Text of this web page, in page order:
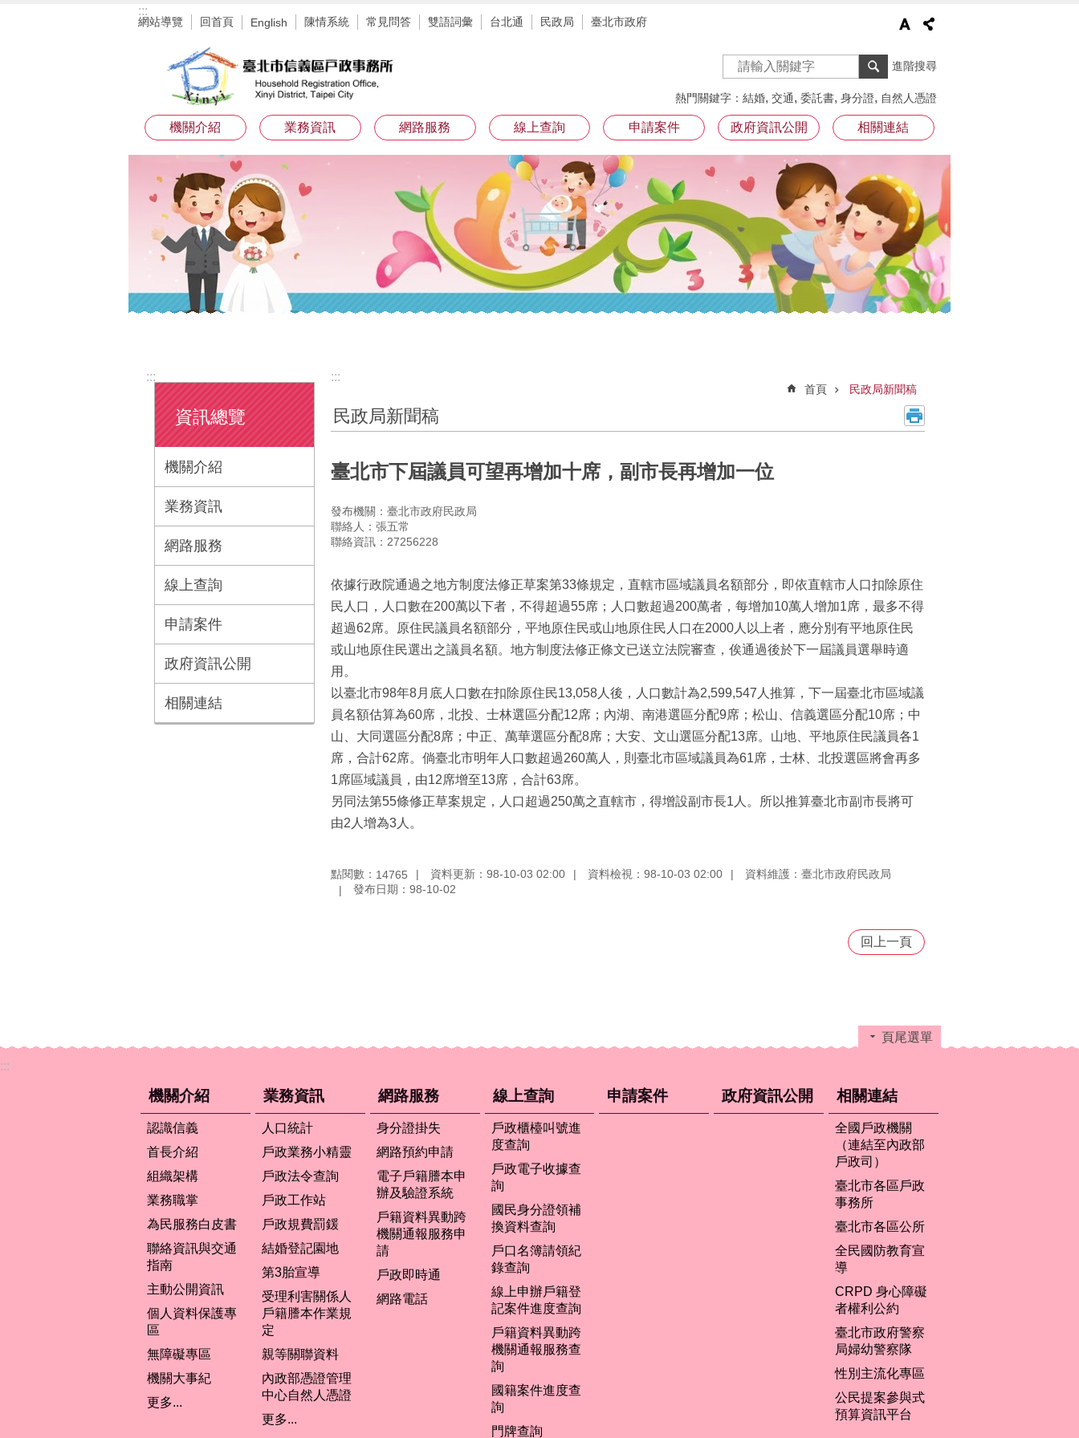
:::
網站導覽 回首頁 English 陳情系統 常見問答 雙語詞彙 台北通 民政局 臺北市政府
進階搜尋
熱門關鍵字 結婚 交通 委託書 身分證 自然人憑證
機關介紹 業務資訊 網路服務 線上查詢 申請案件 政府資訊公開 相關連結
:::
資訊總覽
機關介紹
業務資訊
網路服務
線上查詢
申請案件
政府資訊公開
相關連結
:::
首頁 民政局新聞稿
民政局新聞稿
臺北市下屆議員可望再增加十席，副市長再增加一位
發布機關：臺北市政府民政局
聯絡人：張五常
聯絡資訊：27256228
依據行政院通過之地方制度法修正草案第33條規定，直轄市區域議員名額部分，即依直轄市人口扣除原住
民人口，人口數在200萬以下者，不得超過55席；人口數超過200萬者，每增加10萬人增加1席，最多不得
超過62席。原住民議員名額部分，平地原住民或山地原住民人口在2000人以上者，應分別有平地原住民
或山地原住民選出之議員名額。地方制度法修正條文已送立法院審查，俟通過後於下一屆議員選舉時適
用。
以臺北市98年8月底人口數在扣除原住民13,058人後，人口數計為2,599,547人推算，下一屆臺北市區域議
員名額估算為60席，北投、士林選區分配12席；內湖、南港選區分配9席；松山、信義選區分配10席；中
山、大同選區分配8席；中正、萬華選區分配8席；大安、文山選區分配13席。山地、平地原住民議員各1
席，合計62席。倘臺北市明年人口數超過260萬人，則臺北市區域議員為61席，士林、北投選區將會再多
1席區域議員，由12席增至13席，合計63席。
另同法第55條修正草案規定，人口超過250萬之直轄市，得增設副市長1人。所以推算臺北市副市長將可
由2人增為3人。
點閱數： 14765 資料更新：98-10-03 02:00 資料檢視：98-10-03 02:00
資料維護：臺北市政府民政局
發布日期：98-10-02
回上一頁
頁尾選單
:::
機關介紹
認識信義
首長介紹
組織架構
業務職掌
為民服務白皮書
聯絡資訊與交通
指南
主動公開資訊
個人資料保護專
區
無障礙專區
機關大事紀
更多...
業務資訊
人口統計
戶政業務小精靈
戶政法令查詢
戶政工作站
戶政規費罰鍰
結婚登記園地
第3胎宣導
受理利害關係人
戶籍謄本作業規
定
親等關聯資料
內政部憑證管理
中心自然人憑證
更多...
網路服務
身分證掛失
網路預約申請
電子戶籍謄本申
辦及驗證系統
戶籍資料異動跨
機關通報服務申
請
戶政即時通
網路電話
線上查詢
戶政櫃檯叫號進
度查詢
戶政電子收據查
詢
國民身分證領補
換資料查詢
戶口名簿請領紀
錄查詢
線上申辦戶籍登
記案件進度查詢
戶籍資料異動跨
機關通報服務查
詢
國籍案件進度查
詢
門牌查詢
申請案件 政府資訊公開 相關連結
全國戶政機關
（連結至內政部
戶政司）
臺北市各區戶政
事務所
臺北市各區公所
全民國防教育宣
導
CRPD 身心障礙
者權利公約
臺北市政府警察
局婦幼警察隊
性別主流化專區
公民提案參與式
預算資訊平台